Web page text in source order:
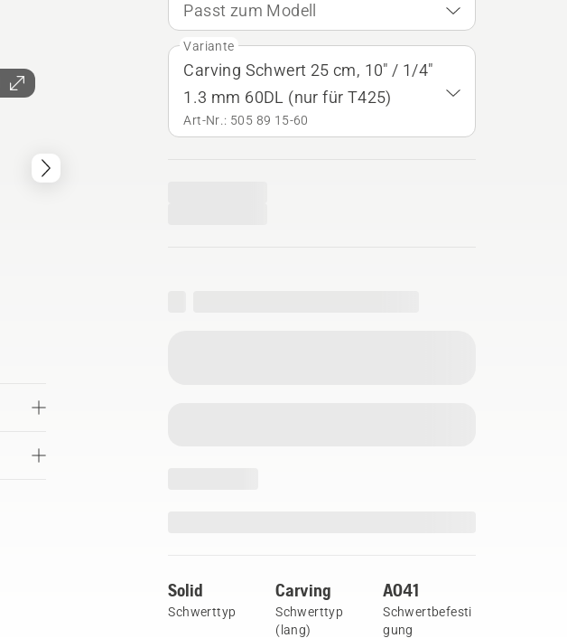
Passt zum Modell
Variante
Carving Schwert 25 cm, 10" / 1/4"
1.3 mm 60DL (nur für T425)
Art-Nr.: 505 89 15‑60
Solid
Schwerttyp
Carving
Schwerttyp
(lang)
A041
Schwertbefesti
gung